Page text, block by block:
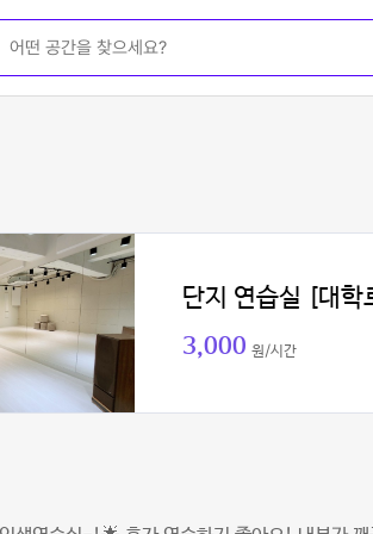
단지 연습실 [대학
3,000 원/시간